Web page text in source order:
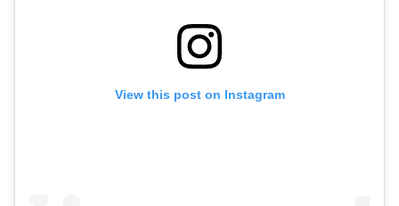
View this post on Instagram